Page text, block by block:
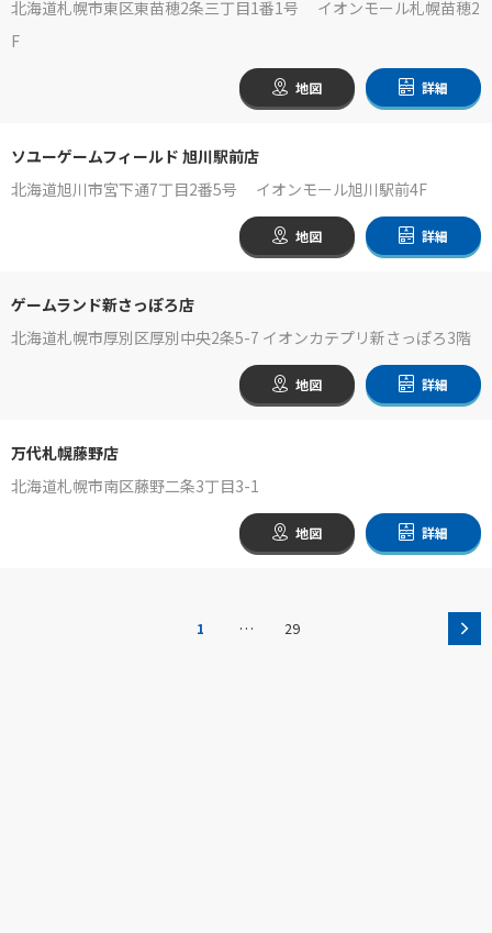
北海道札幌市東区東苗穂2条三丁目1番1号 イオンモール札幌苗穂2
F
地図 詳細
ソユーゲームフィールド 旭川駅前店
北海道旭川市宮下通7丁目2番5号 イオンモール旭川駅前4F
地図 詳細
ゲームランド新さっぽろ店
北海道札幌市厚別区厚別中央2条5-7 イオンカテプリ新さっぽろ3階
地図 詳細
万代札幌藤野店
北海道札幌市南区藤野二条3丁目3-1
地図 詳細
1 … 29